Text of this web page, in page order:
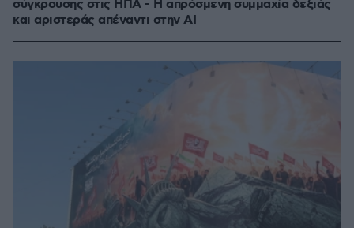
σύγκρουσης στις ΗΠΑ - Η απρόσμενη συμμαχία δεξιάς
και αριστεράς απέναντι στην AI